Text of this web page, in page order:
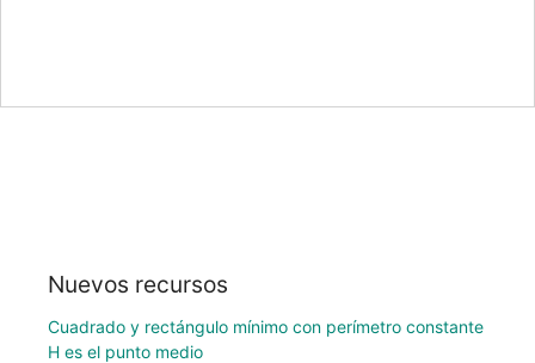
Nuevos recursos
Cuadrado y rectángulo mínimo con perímetro constante
H es el punto medio